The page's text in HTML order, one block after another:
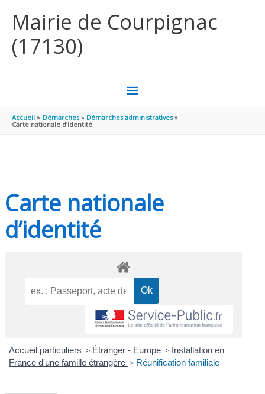
Mairie de Courpignac
(17130)
MENU
PRINCIPAL
Accueil Démarches
Démarches administratives
Carte nationale d’identité
Carte nationale
d’identité
Accueil particuliers > Étranger - Europe > Installation en
France d'une famille étrangère > Réunification familiale